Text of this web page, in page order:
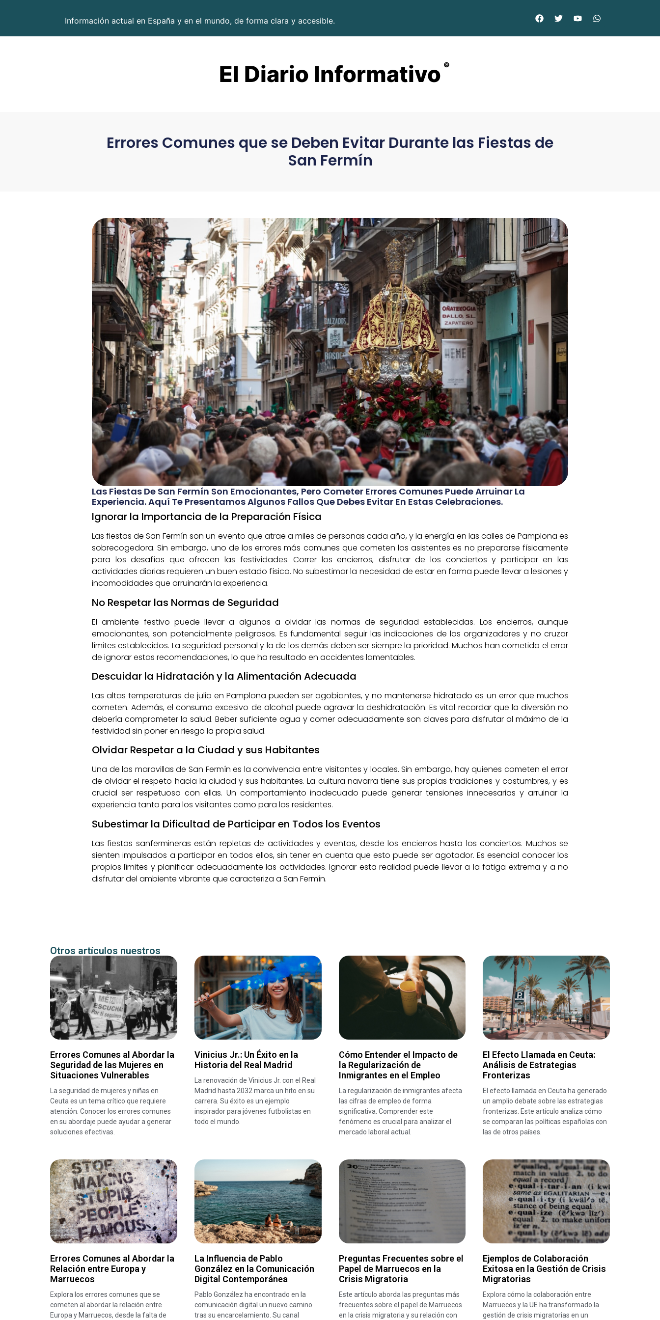
Información actual en España y en el mundo, de forma clara y accesible.
El Diario Informativo ©
Errores Comunes que se Deben Evitar Durante las Fiestas de
San Fermín
Las Fiestas De San Fermín Son Emocionantes, Pero Cometer Errores Comunes Puede Arruinar La
Experiencia. Aquí Te Presentamos Algunos Fallos Que Debes Evitar En Estas Celebraciones.
Ignorar la Importancia de la Preparación Física
Las fiestas de San Fermín son un evento que atrae a miles de personas cada año, y la energía en las calles de Pamplona es
sobrecogedora. Sin embargo, uno de los errores más comunes que cometen los asistentes es no prepararse físicamente
para los desafíos que ofrecen las festividades. Correr los encierros, disfrutar de los conciertos y participar en las
actividades diarias requieren un buen estado físico. No subestimar la necesidad de estar en forma puede llevar a lesiones y
incomodidades que arruinarán la experiencia.
No Respetar las Normas de Seguridad
El ambiente festivo puede llevar a algunos a olvidar las normas de seguridad establecidas. Los encierros, aunque
emocionantes, son potencialmente peligrosos. Es fundamental seguir las indicaciones de los organizadores y no cruzar
límites establecidos. La seguridad personal y la de los demás deben ser siempre la prioridad. Muchos han cometido el error
de ignorar estas recomendaciones, lo que ha resultado en accidentes lamentables.
Descuidar la Hidratación y la Alimentación Adecuada
Las altas temperaturas de julio en Pamplona pueden ser agobiantes, y no mantenerse hidratado es un error que muchos
cometen. Además, el consumo excesivo de alcohol puede agravar la deshidratación. Es vital recordar que la diversión no
debería comprometer la salud. Beber suficiente agua y comer adecuadamente son claves para disfrutar al máximo de la
festividad sin poner en riesgo la propia salud.
Olvidar Respetar a la Ciudad y sus Habitantes
Una de las maravillas de San Fermín es la convivencia entre visitantes y locales. Sin embargo, hay quienes cometen el error
de olvidar el respeto hacia la ciudad y sus habitantes. La cultura navarra tiene sus propias tradiciones y costumbres, y es
crucial ser respetuoso con ellas. Un comportamiento inadecuado puede generar tensiones innecesarias y arruinar la
experiencia tanto para los visitantes como para los residentes.
Subestimar la Dificultad de Participar en Todos los Eventos
Las fiestas sanfermineras están repletas de actividades y eventos, desde los encierros hasta los conciertos. Muchos se
sienten impulsados a participar en todos ellos, sin tener en cuenta que esto puede ser agotador. Es esencial conocer los
propios límites y planificar adecuadamente las actividades. Ignorar esta realidad puede llevar a la fatiga extrema y a no
disfrutar del ambiente vibrante que caracteriza a San Fermín.
Otros artículos nuestros
Errores Comunes al Abordar la
Seguridad de las Mujeres en
Situaciones Vulnerables
La seguridad de mujeres y niñas en
Ceuta es un tema crítico que requiere
atención. Conocer los errores comunes
en su abordaje puede ayudar a generar
soluciones efectivas.
Vinicius Jr.: Un Éxito en la
Historia del Real Madrid
La renovación de Vinicius Jr. con el Real
Madrid hasta 2032 marca un hito en su
carrera. Su éxito es un ejemplo
inspirador para jóvenes futbolistas en
todo el mundo.
Cómo Entender el Impacto de
la Regularización de
Inmigrantes en el Empleo
La regularización de inmigrantes afecta
las cifras de empleo de forma
significativa. Comprender este
fenómeno es crucial para analizar el
mercado laboral actual.
El Efecto Llamada en Ceuta:
Análisis de Estrategias
Fronterizas
El efecto llamada en Ceuta ha generado
un amplio debate sobre las estrategias
fronterizas. Este artículo analiza cómo
se comparan las políticas españolas con
las de otros países.
Errores Comunes al Abordar la
Relación entre Europa y
Marruecos
Explora los errores comunes que se
cometen al abordar la relación entre
Europa y Marruecos, desde la falta de
La Influencia de Pablo
González en la Comunicación
Digital Contemporánea
Pablo González ha encontrado en la
comunicación digital un nuevo camino
tras su encarcelamiento. Su canal
Preguntas Frecuentes sobre el
Papel de Marruecos en la
Crisis Migratoria
Este artículo aborda las preguntas más
frecuentes sobre el papel de Marruecos
en la crisis migratoria y su relación con
Ejemplos de Colaboración
Exitosa en la Gestión de Crisis
Migratorias
Explora cómo la colaboración entre
Marruecos y la UE ha transformado la
gestión de crisis migratorias en un